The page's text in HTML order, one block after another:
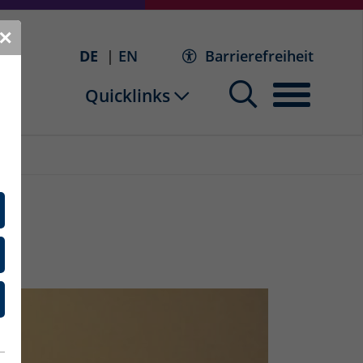
DE EN Barrierefreiheit
Quicklinks